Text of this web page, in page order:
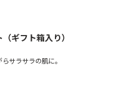
ギフト箱入り）
サラサラの肌に。